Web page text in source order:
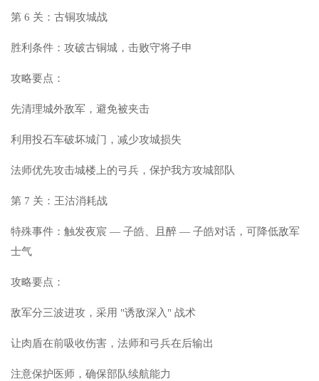
第 6 关：古铜攻城战
胜利条件：攻破古铜城，击败守将子申
攻略要点：
先清理城外敌军，避免被夹击
利用投石车破坏城门，减少攻城损失
法师优先攻击城楼上的弓兵，保护我方攻城部队
第 7 关：王沽消耗战
特殊事件：触发夜宸 — 子皓、且醉 — 子皓对话，可降低敌军
士气
攻略要点：
敌军分三波进攻，采用 "诱敌深入" 战术
让肉盾在前吸收伤害，法师和弓兵在后输出
注意保护医师，确保部队续航能力